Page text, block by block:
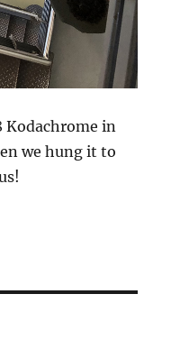
Kodachrome in
we hung it to